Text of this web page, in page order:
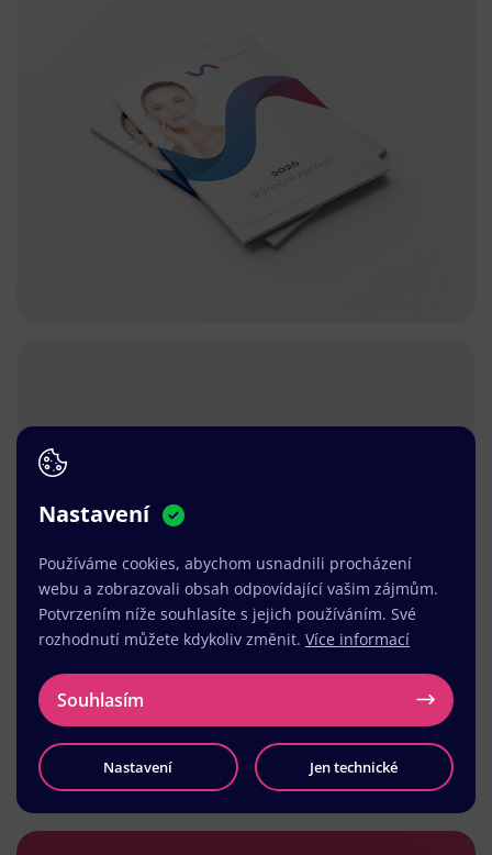
Načíst další
Nastavení
Používáme cookies, abychom usnadnili procházení
webu a zobrazovali obsah odpovídající vašim zájmům.
Potvrzením níže souhlasíte s jejich používáním. Své
rozhodnutí můžete kdykoliv změnit. Více informací
Souhlasím
Nastavení Jen technické